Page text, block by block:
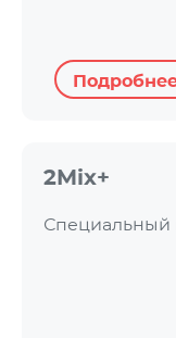
2Mix+
Специальный